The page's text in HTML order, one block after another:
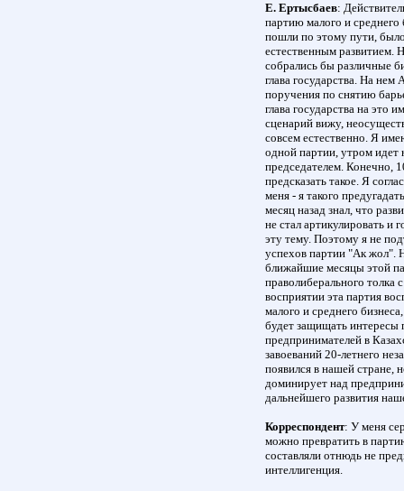
Е. Ертысбаев:
партию малого и среднего
пошли по этому пути,
естественным развитием.
собрались бы различные
глава государства. На
поручения по снятию
глава государства на это
сценарий вижу,
совсем естественно. Я
одной партии, утром идет
председателем. Конечно,
предсказать такое. Я
меня - я такого
месяц назад знал, что
не стал артикулировать
эту тему. Поэтому я не
успехов партии "Ак жол".
ближайшие месяцы этой
праволиберального толка
восприятии эта партия
малого и среднего
будет защищать интересы
предпринимателей в
завоеваний 20-летнего
появился в нашей стране,
доминирует над
дальнейшего развития
Корреспондент: У меня
можно превратить в
составляли отнюдь не
интеллигенция.